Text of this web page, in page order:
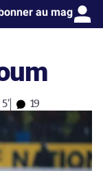
au mag
5' 19